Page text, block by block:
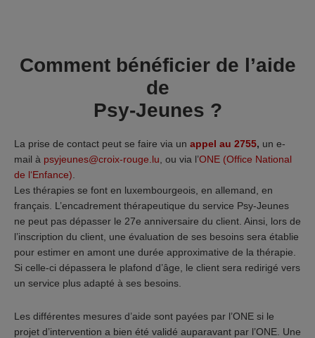
Comment bénéficier de l’aide
de
Psy-Jeunes ?
La prise de contact peut se faire via un appel au 2755, un e-
mail à psyjeunes@croix-rouge.lu , ou via l’ONE (Office National
de l‘Enfance)
Les thérapies se font en luxembourgeois, en allemand, en
français. L’encadrement thérapeutique du service Psy-Jeunes
ne peut pas dépasser le 27e anniversaire du client. Ainsi, lors de
l’inscription du client, une évaluation de ses besoins sera établie
pour estimer en amont une durée approximative de la thérapie.
Si celle-ci dépassera le plafond d’âge, le client sera redirigé vers
un service plus adapté à ses besoins.
Les différentes mesures d’aide sont payées par l’ONE si le
projet d’intervention a bien été validé auparavant par l’ONE. Une